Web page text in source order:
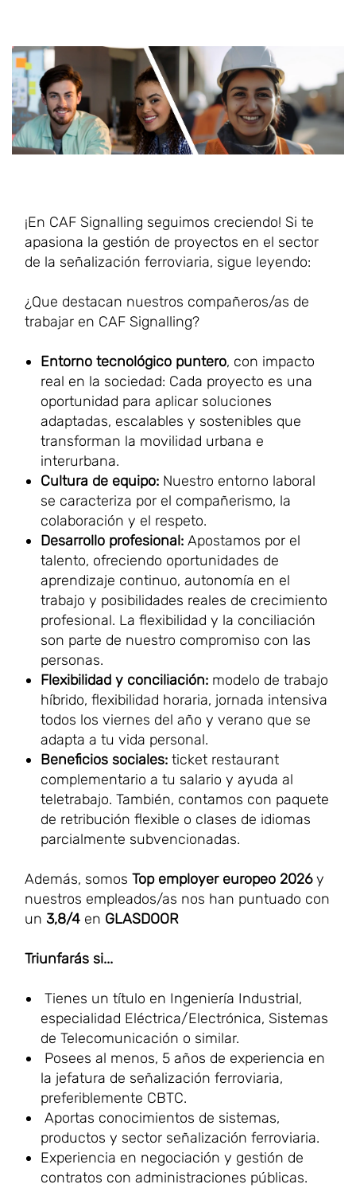
¡En CAF Signalling seguimos creciendo! Si te
apasiona la gestión de proyectos en el sector
de la señalización ferroviaria, sigue leyendo:
¿Que destacan nuestros compañeros/as de
trabajar en CAF Signalling?
Entorno tecnológico puntero, con impacto
real en la sociedad: Cada proyecto es una
oportunidad para aplicar soluciones
adaptadas, escalables y sostenibles que
transforman la movilidad urbana e
interurbana.
Cultura de equipo: Nuestro entorno laboral
se caracteriza por el compañerismo, la
colaboración y el respeto.
Desarrollo profesional: Apostamos por el
talento, ofreciendo oportunidades de
aprendizaje continuo, autonomía en el
trabajo y posibilidades reales de crecimiento
profesional. La flexibilidad y la conciliación
son parte de nuestro compromiso con las
personas.
Flexibilidad y conciliación: modelo de trabajo
híbrido, flexibilidad horaria, jornada intensiva
todos los viernes del año y verano que se
adapta a tu vida personal.
Beneficios sociales: ticket restaurant
complementario a tu salario y ayuda al
teletrabajo. También, contamos con paquete
de retribución flexible o clases de idiomas
parcialmente subvencionadas.
Además, somos Top employer europeo 2026y
nuestros empleados/as nos han puntuado con
un 3,8/4 en GLASDOOR
Triunfarás si...
Tienes un título en Ingeniería Industrial,
especialidad Eléctrica/Electrónica, Sistemas
de Telecomunicación o similar.
Posees al menos, 5 años de experiencia en
la jefatura de señalización ferroviaria,
preferiblemente CBTC.
Aportas conocimientos de sistemas,
productos y sector señalización ferroviaria.
Experiencia en negociación y gestión de
contratos con administraciones públicas.